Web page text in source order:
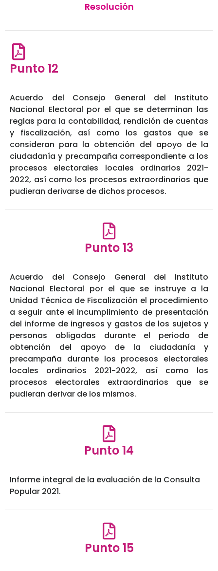
Resolución
Punto 12
Acuerdo del Consejo General del Instituto
Nacional Electoral por el que se determinan las
reglas para la contabilidad, rendición de cuentas
y fiscalización, así como los gastos que se
consideran para la obtención del apoyo de la
ciudadanía y precampaña correspondiente a los
procesos electorales locales ordinarios 2021-
2022, así como los procesos extraordinarios que
pudieran derivarse de dichos procesos.
Punto 13
Acuerdo del Consejo General del Instituto
Nacional Electoral por el que se instruye a la
Unidad Técnica de Fiscalización el procedimiento
a seguir ante el incumplimiento de presentación
del informe de ingresos y gastos de los sujetos y
personas obligadas durante el periodo de
obtención del apoyo de la ciudadanía y
precampaña durante los procesos electorales
locales ordinarios 2021-2022, así como los
procesos electorales extraordinarios que se
pudieran derivar de los mismos.
Punto 14
Informe integral de la evaluación de la Consulta
Popular 2021.
Punto 15